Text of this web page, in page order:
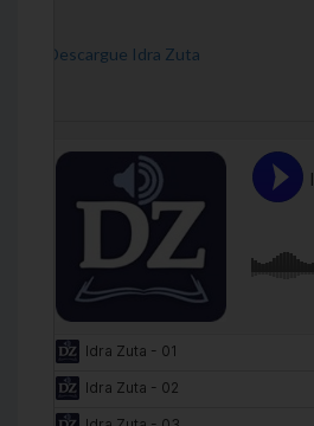
[Descargue Idra Zuta